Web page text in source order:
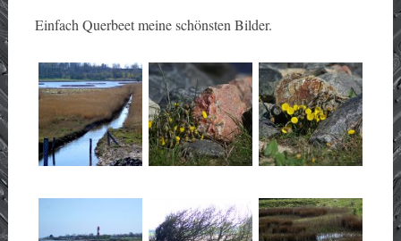
Einfach Querbeet meine schönsten Bilder.